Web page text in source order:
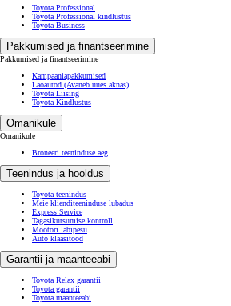
Toyota Professional
Toyota Professional kindlustus
Toyota Business
Pakkumised ja finantseerimine
Pakkumised ja finantseerimine
Kampaaniapakkumised
Laoautod (Avaneb uues aknas)
Toyota Liising
Toyota Kindlustus
Omanikule
Omanikule
Broneeri teeninduse aeg
Teenindus ja hooldus
Toyota teenindus
Meie klienditeeninduse lubadus
Express Service
Tagasikutsumise kontroll
Mootori läbipesu
Auto klaasitööd
Garantii ja maanteeabi
Toyota Relax garantii
Toyota garantii
Toyota maanteeabi